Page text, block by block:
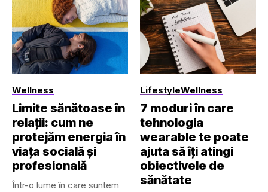
Wellness
Limite sănătoase în
relații: cum ne
protejăm energia în
viața socială și
profesională
Într-o lume în care suntem
LifestyleWellness
7 moduri în care
tehnologia
wearable te poate
ajuta să îți atingi
obiectivele de
sănătate